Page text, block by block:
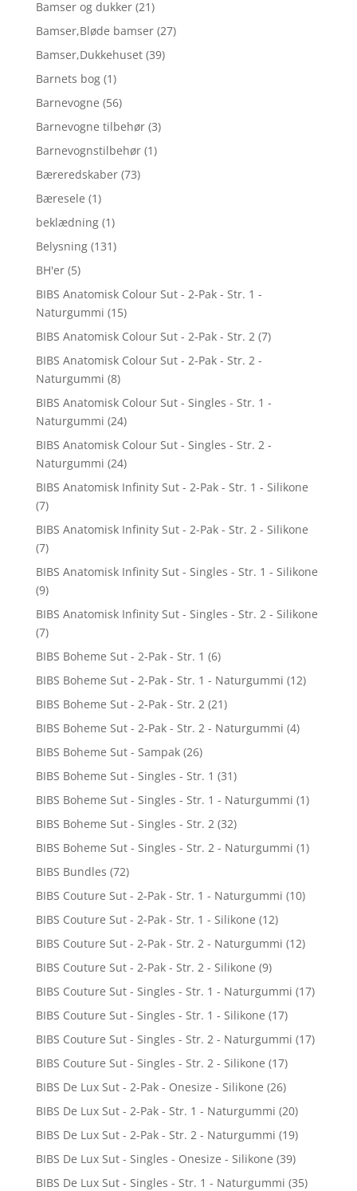
Bamser og dukker (21)
Bamser,Bløde bamser (27)
Bamser,Dukkehuset (39)
Barnets bog (1)
Barnevogne (56)
Barnevogne tilbehør (3)
Barnevognstilbehør (1)
Bæreredskaber (73)
Bæresele (1)
beklædning (1)
Belysning (131)
BH'er (5)
BIBS Anatomisk Colour Sut - 2-Pak - Str. 1 -
Naturgummi (15)
BIBS Anatomisk Colour Sut - 2-Pak - Str. 2 (7)
BIBS Anatomisk Colour Sut - 2-Pak - Str. 2 -
Naturgummi (8)
BIBS Anatomisk Colour Sut - Singles - Str. 1 -
Naturgummi (24)
BIBS Anatomisk Colour Sut - Singles - Str. 2 -
Naturgummi (24)
BIBS Anatomisk Infinity Sut - 2-Pak - Str. 1 - Silikone
(7)
BIBS Anatomisk Infinity Sut - 2-Pak - Str. 2 - Silikone
(7)
BIBS Anatomisk Infinity Sut - Singles - Str. 1 - Silikone
(9)
BIBS Anatomisk Infinity Sut - Singles - Str. 2 - Silikone
(7)
BIBS Boheme Sut - 2-Pak - Str. 1 (6)
BIBS Boheme Sut - 2-Pak - Str. 1 - Naturgummi (12)
BIBS Boheme Sut - 2-Pak - Str. 2 (21)
BIBS Boheme Sut - 2-Pak - Str. 2 - Naturgummi (4)
BIBS Boheme Sut - Sampak (26)
BIBS Boheme Sut - Singles - Str. 1 (31)
BIBS Boheme Sut - Singles - Str. 1 - Naturgummi (1)
BIBS Boheme Sut - Singles - Str. 2 (32)
BIBS Boheme Sut - Singles - Str. 2 - Naturgummi (1)
BIBS Bundles (72)
BIBS Couture Sut - 2-Pak - Str. 1 - Naturgummi (10)
BIBS Couture Sut - 2-Pak - Str. 1 - Silikone (12)
BIBS Couture Sut - 2-Pak - Str. 2 - Naturgummi (12)
BIBS Couture Sut - 2-Pak - Str. 2 - Silikone (9)
BIBS Couture Sut - Singles - Str. 1 - Naturgummi (17)
BIBS Couture Sut - Singles - Str. 1 - Silikone (17)
BIBS Couture Sut - Singles - Str. 2 - Naturgummi (17)
BIBS Couture Sut - Singles - Str. 2 - Silikone (17)
BIBS De Lux Sut - 2-Pak - Onesize - Silikone (26)
BIBS De Lux Sut - 2-Pak - Str. 1 - Naturgummi (20)
BIBS De Lux Sut - 2-Pak - Str. 2 - Naturgummi (19)
BIBS De Lux Sut - Singles - Onesize - Silikone (39)
BIBS De Lux Sut - Singles - Str. 1 - Naturgummi (35)